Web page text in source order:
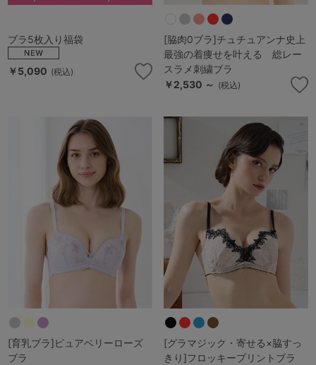
ブラ5枚入り福袋
￥5,090 (税込)
[脇肉0ブラ]チュチュアンナ史上
最強の着痩せを叶える 総レー
スラメ刺繍ブラ
￥2,530 ～ (税込)
[育乳ブラ]ピュアベリーローズ
ブラ
[グラマジック・寄せる×脇すっ
きり]フロッキープリントブラ